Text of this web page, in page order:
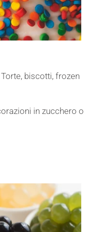
Torte, biscotti, frozen
in zucchero o